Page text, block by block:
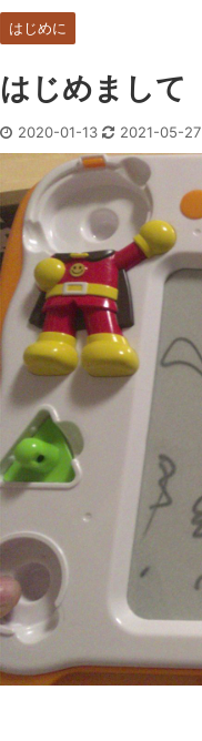
はじめに
はじめまして
2020-01-13 2021-05-27